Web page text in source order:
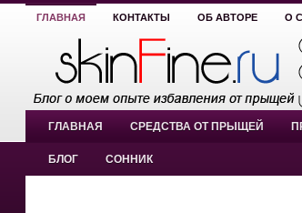
ГЛАВНАЯ КОНТАКТЫ ОБ АВТОРЕ О
ГЛАВНАЯ СРЕДСТВА ОТ ПРЫЩЕЙ
БЛОГ СОННИК